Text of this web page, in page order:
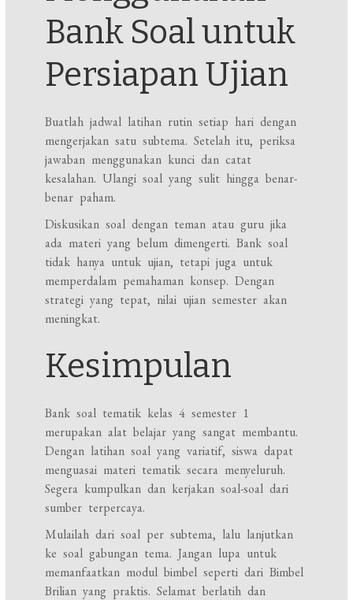
Bank Soal untuk
Persiapan Ujian
Buatlah jadwal latihan rutin setiap hari dengan
mengerjakan satu subtema. Setelah itu, periksa
jawaban menggunakan kunci dan catat
kesalahan. Ulangi soal yang sulit hingga benar-
benar paham.
Diskusikan soal dengan teman atau guru jika
ada materi yang belum dimengerti. Bank soal
tidak hanya untuk ujian, tetapi juga untuk
memperdalam pemahaman konsep. Dengan
strategi yang tepat, nilai ujian semester akan
meningkat.
Kesimpulan
Bank soal tematik kelas 4 semester 1
merupakan alat belajar yang sangat membantu.
Dengan latihan soal yang variatif, siswa dapat
menguasai materi tematik secara menyeluruh.
Segera kumpulkan dan kerjakan soal-soal dari
sumber terpercaya.
Mulailah dari soal per subtema, lalu lanjutkan
ke soal gabungan tema. Jangan lupa untuk
memanfaatkan modul bimbel seperti dari Bimbel
Brilian yang praktis. Selamat berlatih dan